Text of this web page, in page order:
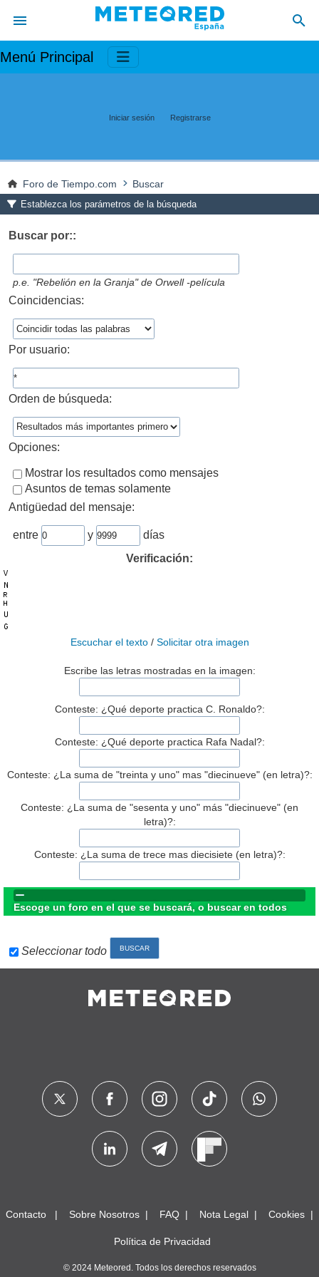
Menú Principal
Iniciar sesión Registrarse
Foro de Tiempo.com Buscar
Establezca los parámetros de la búsqueda
Buscar por::
p.e. "Rebelión en la Granja" de Orwell -película
Coincidencias:
Por usuario:
Orden de búsqueda:
Opciones:
Mostrar los resultados como mensajes
Asuntos de temas solamente
Antigüedad del mensaje:
entre y
días
Verificación:
Escuchar el texto/ Solicitar otra imagen
Escribe las letras mostradas en la imagen:
Conteste: ¿Qué deporte practica C. Ronaldo?:
Conteste: ¿Qué deporte practica Rafa Nadal?:
Conteste: ¿La suma de "treinta y uno" mas "diecinueve" (en letra)?:
Conteste: ¿La suma de "sesenta y uno" más "diecinueve" (en
letra)?:
Conteste: ¿La suma de trece mas diecisiete (en letra)?:
Escoge un foro en el que se buscará, o buscar en todos
Seleccionar todo
Contacto Sobre Nosotros FAQ Nota Legal Cookies
Política de Privacidad
© 2024 Meteored. Todos los derechos reservados